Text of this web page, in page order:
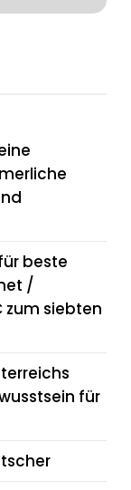
beste
/
zum siebten
für